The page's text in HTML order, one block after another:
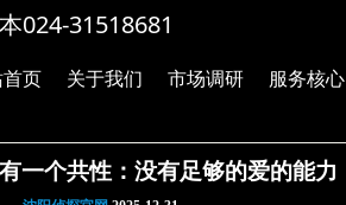
024-31518681
页 关于我们 市场调研 服务核心
一个共性：没有足够的爱的能力